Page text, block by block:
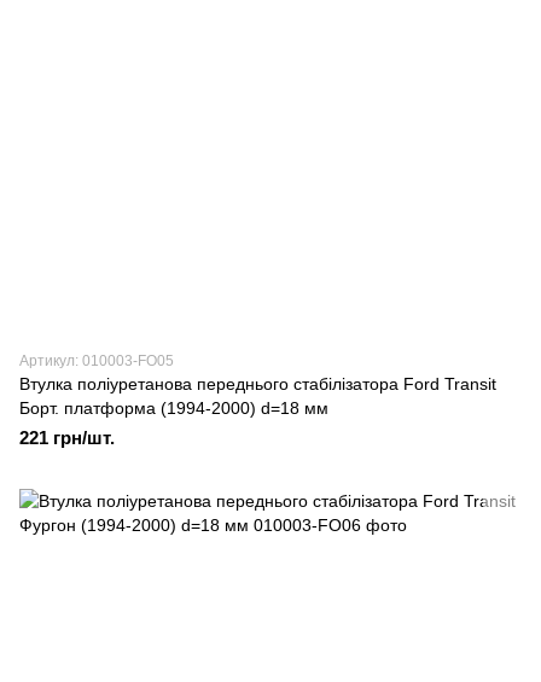
Артикул: 010003-FO05
Втулка поліуретанова переднього стабілізатора Ford Transit
Борт. платформа (1994-2000) d=18 мм
221 грн/шт.